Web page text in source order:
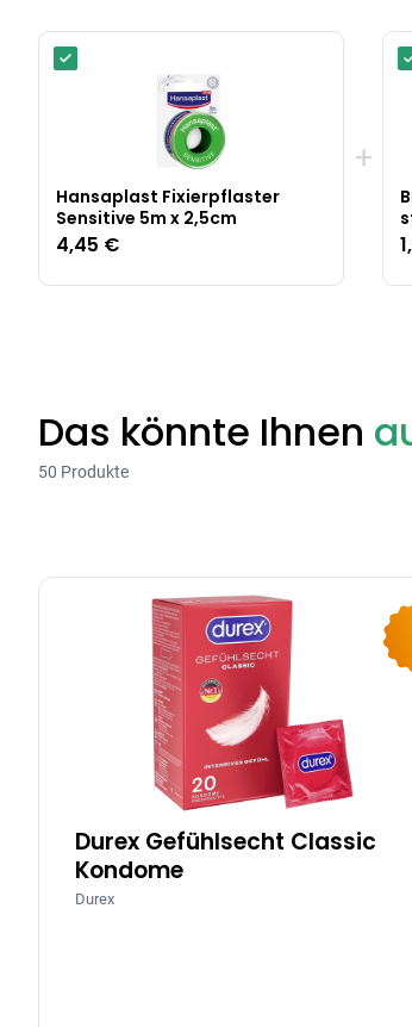
Hansaplast Fixierpflaster
Sensitive 5m x 2,5cm
4,45 €
+
Das könnte Ihnen
50 Produkte
Durex Gefühlsecht Classic
Kondome
Durex